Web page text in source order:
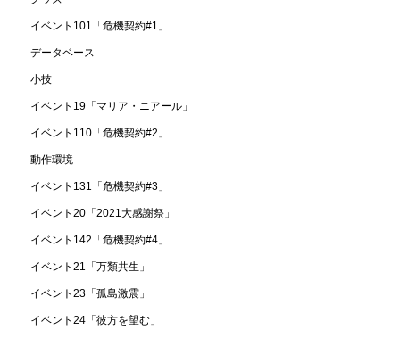
イベント101「危機契約#1」
データベース
小技
イベント19「マリア・ニアール」
イベント110「危機契約#2」
動作環境
イベント131「危機契約#3」
イベント20「2021大感謝祭」
イベント142「危機契約#4」
イベント21「万類共生」
イベント23「孤島激震」
イベント24「彼方を望む」